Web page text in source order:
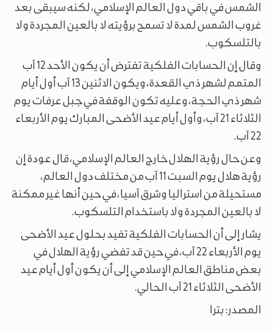
الشمس في باقي دول العالم الإسلامي، لكنه سيبقى بعد
غروب الشمس لمدة لا تسمح برؤيته لا بالعين المجردة ولا
بالتلسكوب.
وقال إن الحسابات الفلكية تفترض أن يكون الأحد 12 آب
المتمم لشهر ذي القعدة، ويكون الاثنين 13 آب أول أيام
شهر ذي الحجة، وعليه تكون الوقفة في جبل عرفات يوم
الثلاثاء 21 آب، وأول أيام عيد الأضحى المبارك يوم الأربعاء
22 آب.
وعن حال رؤية الهلال خارج العالم الإسلامي، قال عودة إن
رؤية هلال يوم السبت 11 آب من مختلف دول العالم،
مستحيلة من استراليا وشرق آسيا، في حين أنها غير ممكنة
لا بالعين المجردة ولا باستخدام التلسكوب.
يشار إلى أن الحسابات الفلكية تفيد بحلول عيد الأضحى
يوم الأربعاء 22 آب، في حين قد تفضي رؤية الهلال في
بعض مناطق العالم الإسلامي إلى أن يكون أول أيام عيد
الأضحى الثلاثاء 21 آب الحالي.
المصدر: بترا